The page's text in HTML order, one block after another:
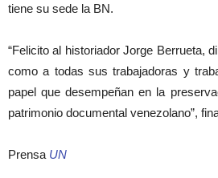
tiene su sede la BN.
“Felicito al historiador Jorge Berrueta,
como a todas sus trabajadoras y
papel que desempeñan en la
patrimonio documental venezolano”,
Prensa UN